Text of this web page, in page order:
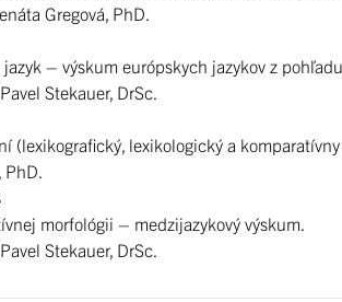
Gregová, PhD.
– výskum európskych jazykov z
Stekauer, DrSc.
(lexikografický, lexikologický a
PhD.
morfológii – medzijazykový výskum.
Stekauer, DrSc.